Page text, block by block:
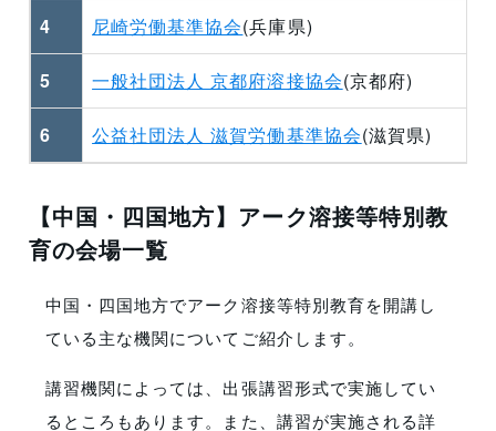
4 尼崎労働基準協会(兵庫県)
5 一般社団法人 京都府溶接協会(京都府)
6 公益社団法人 滋賀労働基準協会(滋賀県)
【中国・四国地方】アーク溶接等特別教
育の会場一覧
中国・四国地方でアーク溶接等特別教育を開講し
ている主な機関についてご紹介します。
講習機関によっては、出張講習形式で実施してい
るところもあります。また、講習が実施される詳